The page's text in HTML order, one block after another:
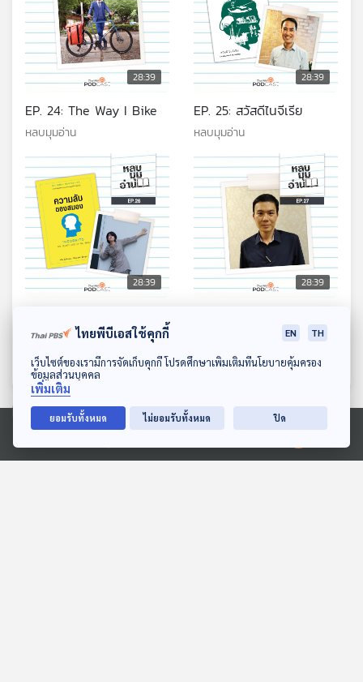
ดาวน์โหลด Thai PBS Podcast Application
Ⓒ 2020 องค์การกระจายเสียงและแพร่ภาพสาธารณะแห่งประเทศไทย
28:39
EP. 24: The Way I Bike
หลบมุมอ่าน
28:39
EP. 25: สวัสดีไนจีเรีย
หลบมุมอ่าน
28:39
หลบมุมอ่าน
28:39
การอ่านของนายกเทศมนตรี
เทศบาลนครเชียงใหม่
หลบมุมอ่าน
ตอนที่เกี่ยวข้อง
ไทยพีบีเอสใช้คุกกี้ EN TH
เว็บไซต์ของเรามีการจัดเก็บคุกกี้ โปรดศึกษาเพิ่มเติมที่นโยบายคุ้มครอง
ข้อมูลส่วนบุคคล
เพิ่มเติม
ยอมรับทั้งหมด ไม่ยอมรับทั้งหมด ปิด